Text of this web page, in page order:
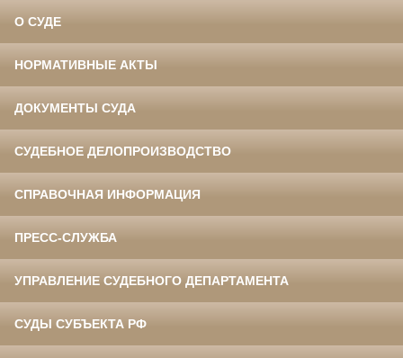
О СУДЕ
НОРМАТИВНЫЕ АКТЫ
ДОКУМЕНТЫ СУДА
СУДЕБНОЕ ДЕЛОПРОИЗВОДСТВО
СПРАВОЧНАЯ ИНФОРМАЦИЯ
ПРЕСС-СЛУЖБА
УПРАВЛЕНИЕ СУДЕБНОГО ДЕПАРТАМЕНТА
СУДЫ СУБЪЕКТА РФ